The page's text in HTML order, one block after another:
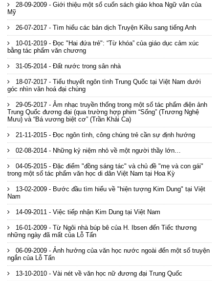
28-09-2009 - Giới thiệu một số cuốn sách giáo khoa Ngữ văn của
Mỹ
26-07-2017 - Tìm hiểu các bản dịch Truyện Kiều sang tiếng Anh
10-01-2019 - Đọc "Hai đứa trẻ": “Từ khóa” của giáo dục cảm xúc
bằng tác phẩm văn chương
31-05-2014 - Đất nước trong sân nhà
18-07-2017 - Tiểu thuyết ngôn tình Trung Quốc tại Việt Nam dưới
góc nhìn văn hoá đại chúng
29-05-2017 - Âm nhạc truyền thống trong một số tác phẩm điện ảnh
Trung Quốc đương đại (qua trường hợp phim “Sống” (Trương Nghệ
Mưu) và “Bá vương biệt cơ” (Trần Khải Ca)
21-11-2015 - Đọc ngôn tình, công chúng trẻ cần sự định hướng
02-08-2014 - Những kỷ niệm nhỏ về một người thầy lớn…
04-05-2015 - Đặc điểm "đồng sáng tác" và chủ đề "mẹ và con gái"
trong một số tác phẩm văn học di dân Việt Nam tại Hoa Kỳ
13-02-2009 - Bước đầu tìm hiểu về "hiện tượng Kim Dung" tại Việt
Nam
14-09-2011 - Việc tiếp nhận Kim Dung tại Việt Nam
16-01-2009 - Từ Ngôi nhà búp bê của H. Ibsen đến Tiếc thương
những ngày đã mất của Lỗ Tấn
06-09-2009 - Ảnh hưởng của văn học nước ngoài đến một số truyện
ngắn của Lỗ Tấn
13-10-2010 - Vài nét về văn học nữ đương đại Trung Quốc